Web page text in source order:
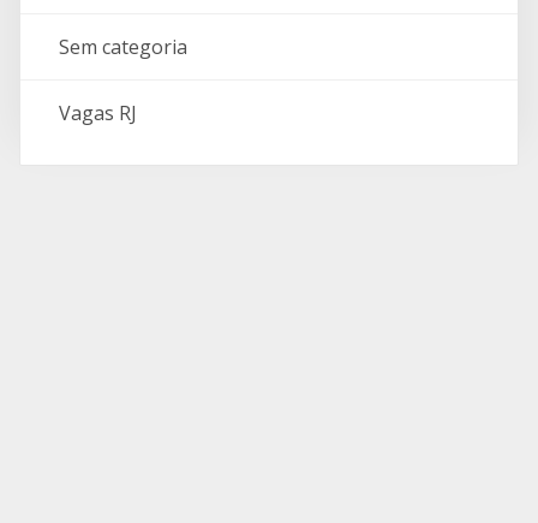
Sem categoria
Vagas RJ